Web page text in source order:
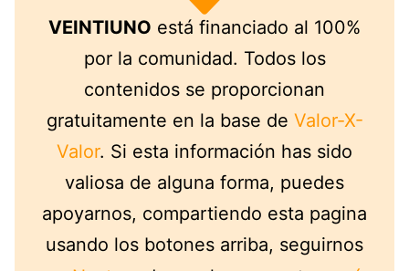
VEINTIUNO está financiado al 100%
por la comunidad. Todos los
contenidos se proporcionan
gratuitamente en la base de Valor-X-
Valor. Si esta información has sido
valiosa de alguna forma, puedes
apoyarnos, compartiendo esta pagina
usando los botones arriba, seguirnos